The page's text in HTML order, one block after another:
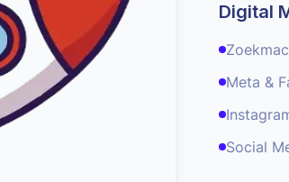
Digital
Meta &
Social